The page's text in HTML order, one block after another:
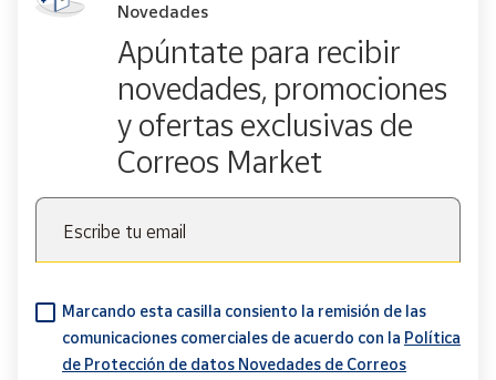
Novedades
Apúntate para recibir
novedades, promociones
y ofertas exclusivas de
Correos Market
Escribe tu email
Marcando esta casilla consiento la remisión de las
comunicaciones comerciales de acuerdo con la Política
de Protección de datos Novedades de Correos